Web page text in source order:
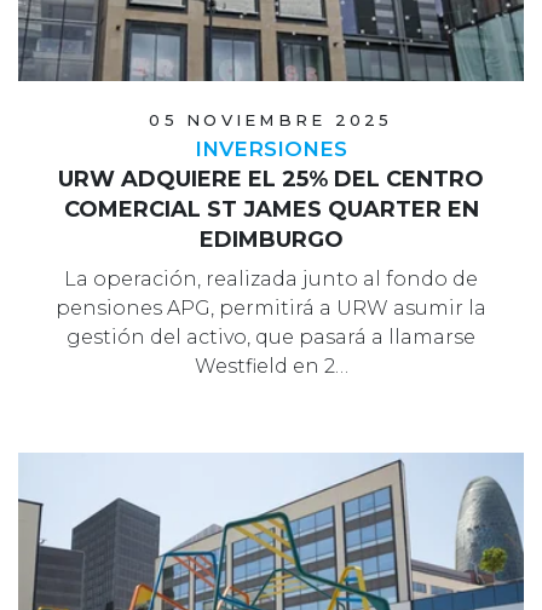
05 NOVIEMBRE 2025
INVERSIONES
URW ADQUIERE EL 25% DEL CENTRO
COMERCIAL ST JAMES QUARTER EN
EDIMBURGO
La operación, realizada junto al fondo de
pensiones APG, permitirá a URW asumir la
gestión del activo, que pasará a llamarse
Westfield en 2…